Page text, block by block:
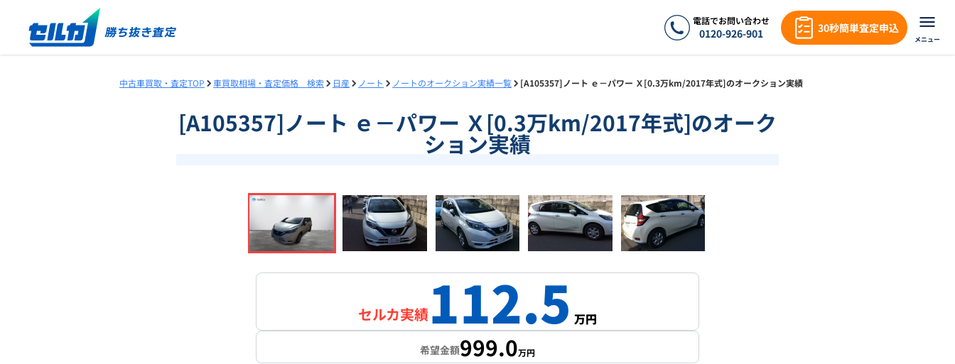
電話でお問い合わせ
0120-926-901 30秒簡単査定申込
メニュー
中古車買取・査定TOP 車買取相場・査定価格 検索 日産 ノート ノートのオークション実績一覧 [A105357]ノート ｅ－パワー Ｘ[0.3万km/2017年式]のオークション実績
[A105357]ノート ｅ－パワー Ｘ[0.3万km/2017年式]のオーク
ション実績
1/18
セルカ実績112.5 万円
希望金額999.0万円